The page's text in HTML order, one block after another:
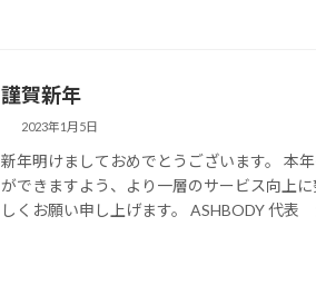
謹賀新年
2023年1月5日
新年明けましておめでとうございます。 本
ができますよう、より一層のサービス向上
しくお願い申し上げます。 ASHBODY 代表